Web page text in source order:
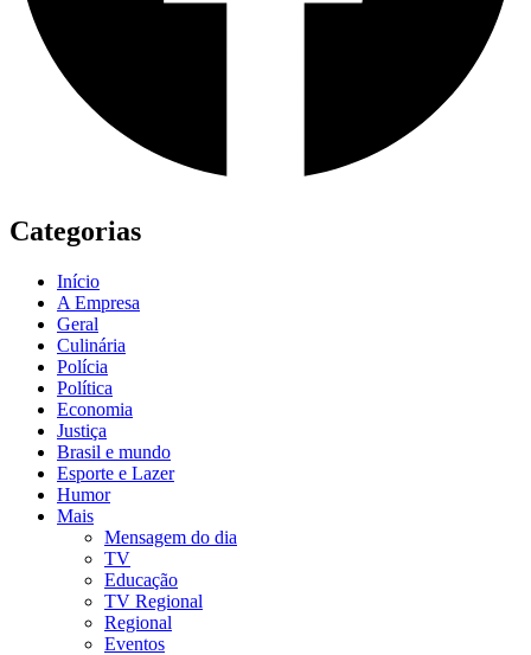
Categorias
Início
A Empresa
Geral
Culinária
Polícia
Política
Economia
Justiça
Brasil e mundo
Esporte e Lazer
Humor
Mais
Mensagem do dia
TV
Educação
TV Regional
Regional
Eventos